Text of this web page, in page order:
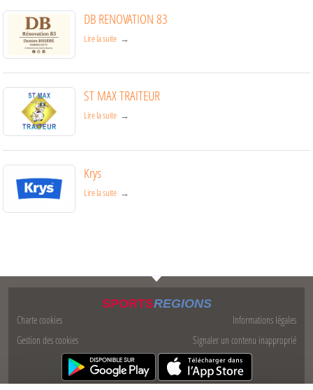
DB RENOVATION 83
Lire la suite
ST MAX TRAITEUR
Lire la suite
Krys
Lire la suite
SPORTSREGIONS
Charte cookies
Gestion des cookies
Informations légales
Signaler un contenu inapproprié